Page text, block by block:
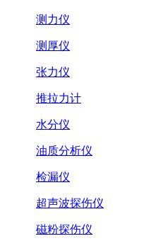
测力仪
测厚仪
张力仪
推拉力计
水分仪
油质分析仪
检漏仪
超声波探伤仪
磁粉探伤仪